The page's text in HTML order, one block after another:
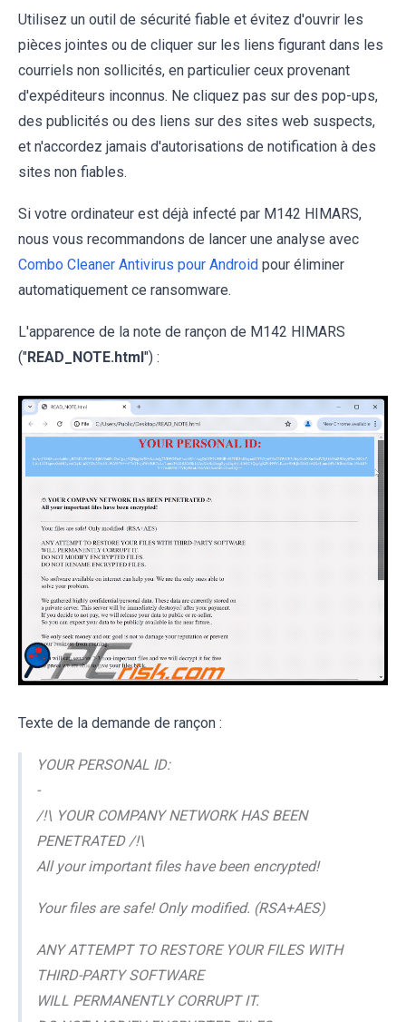
Utilisez un outil de sécurité fiable et évitez d'ouvrir les
pièces jointes ou de cliquer sur les liens figurant dans les
courriels non sollicités, en particulier ceux provenant
d'expéditeurs inconnus. Ne cliquez pas sur des pop-ups,
des publicités ou des liens sur des sites web suspects,
et n'accordez jamais d'autorisations de notification à des
sites non fiables.
Si votre ordinateur est déjà infecté par M142 HIMARS,
nous vous recommandons de lancer une analyse avec
Combo Cleaner Antivirus pour Android pour éliminer
automatiquement ce ransomware.
L'apparence de la note de rançon de M142 HIMARS
("READ_NOTE.html ") :
Texte de la demande de rançon :
YOUR PERSONAL ID:
-
/!\ YOUR COMPANY NETWORK HAS BEEN
PENETRATED /!\
All your important files have been encrypted!
Your files are safe! Only modified. (RSA+AES)
ANY ATTEMPT TO RESTORE YOUR FILES WITH
THIRD-PARTY SOFTWARE
WILL PERMANENTLY CORRUPT IT.